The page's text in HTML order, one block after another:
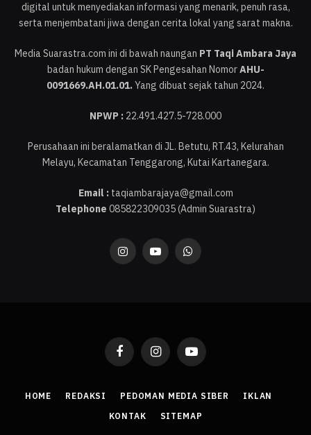
digital untuk menyediakan informasi yang menarik, penuh rasa,
serta menjembatani jiwa dengan cerita lokal yang sarat makna.
Media Suarastra.com ini di bawah naungan PT Taqi Ambara Jaya
badan hukum dengan SK Pengesahan NomorAHU-
0091669.AH.01.01.Yang dibuat sejak tahun 2024.
NPWP : 22.491.427.5-728.000
Perusahaan ini beralamatkan di JL. Betutu, RT.43, Kelurahan
Melayu, Kecamatan Tenggarong, Kutai Kartanegara.
Email :taqiambarajaya@gmail.com
Telephone 085822309035 (Admin Suarastra)
InstagramYouTubeWhatsApp
FacebookInstagramYouTube
HOME REDAKSI PEDOMAN MEDIA SIBER
IKLAN
KONTAK
SITEMAP